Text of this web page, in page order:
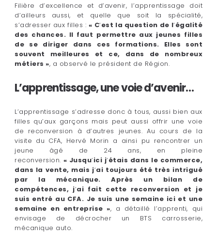
Filière d’excellence et d’avenir, l’apprentissage doit
d’ailleurs aussi, et quelle que soit la spécialité,
s’adresser aux filles :« C‘est la question de l‘égalité
des chances. Il faut permettre aux jeunes filles
de se diriger dans ces formations. Elles sont
souvent meilleures et ce, dans de nombreux
métiers », a observé le président de Région.
L’apprentissage, une voie d’avenir…
L’apprentissage s’adresse donc à tous, aussi bien aux
filles qu’aux garçons mais peut aussi offrir une voie
de reconversion à d’autres jeunes. Au cours de la
visite du CFA, Hervé Morin a ainsi pu rencontrer un
jeune âgé de 24 ans, en pleine
reconversion. « Jusqu‘ici j‘étais dans le commerce,
dans la vente, mais j‘ai toujours été très intrigué
par la mécanique. Après un bilan de
compétences, j‘ai fait cette reconversion et je
suis entré au CFA. Je suis une semaine ici et une
semaine en entreprise », a détaillé l’apprenti, qui
envisage de décrocher un BTS carrosserie,
mécanique auto.